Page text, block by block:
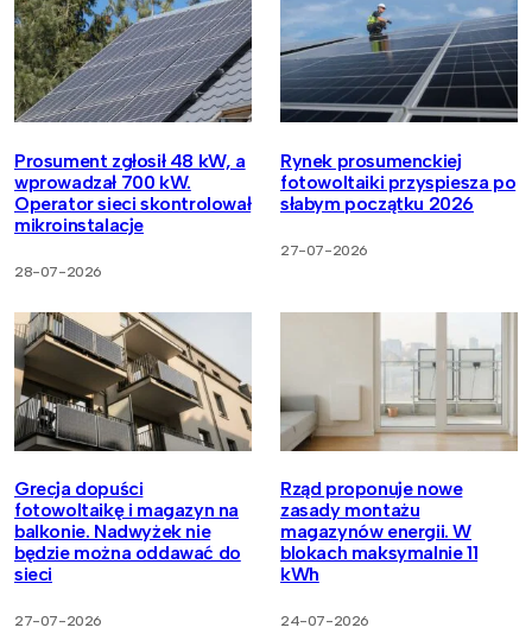
Prosument zgłosił 48 kW, a
wprowadzał 700 kW.
Operator sieci skontrolował
mikroinstalacje
28-07-2026
Rynek prosumenckiej
fotowoltaiki przyspiesza po
słabym początku 2026
27-07-2026
Grecja dopuści
fotowoltaikę i magazyn na
balkonie. Nadwyżek nie
będzie można oddawać do
sieci
27-07-2026
Rząd proponuje nowe
zasady montażu
magazynów energii. W
blokach maksymalnie 11
kWh
24-07-2026